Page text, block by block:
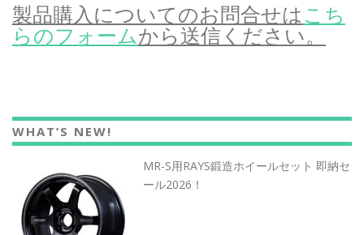
製品購入についてのお問合せはこち
らのフォームから送信ください。
WHAT’S NEW!
MR-S用RAYS鍛造ホイールセット 即納セ
ール2026！